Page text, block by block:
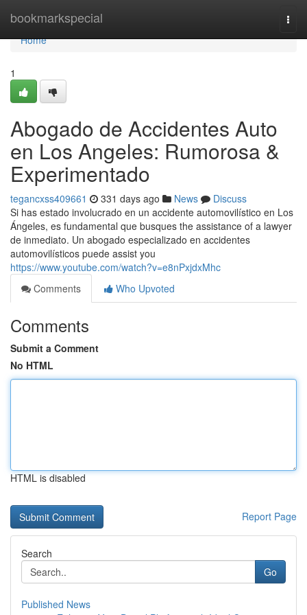
bookmarkspecial
Home
Home
1
Abogado de Accidentes Auto
en Los Angeles: Rumorosa &
Experimentado
tegancxss409661 331 days ago News
Discuss
Si has estado involucrado en un accidente automovilístico en Los
Ángeles, es fundamental que busques the assistance of a lawyer
de inmediato. Un abogado especializado en accidentes
automovilísticos puede assist you
https://www.youtube.com/watch?v=e8nPxjdxMhc
Comments
Who Upvoted
Comments
Submit a Comment
No HTML
HTML is disabled
Report Page
Search
Go
Published News